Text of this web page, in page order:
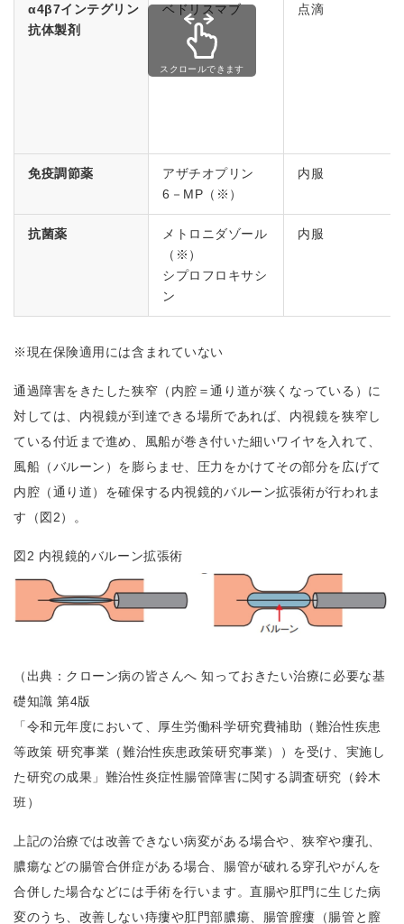
α4β7インテグリン
抗体製剤
ベドリスマブ 点滴
免疫調節薬
アザチオプリン
6－MP（※）
内服
抗菌薬
メトロニダゾール
（※）
シプロフロキサシ
ン
内服
スクロールできます
※現在保険適用には含まれていない
通過障害をきたした狭窄（内腔＝通り道が狭くなっている）に
対しては、内視鏡が到達できる場所であれば、内視鏡を狭窄し
ている付近まで進め、風船が巻き付いた細いワイヤを入れて、
風船（バルーン）を膨らませ、圧力をかけてその部分を広げて
内腔（通り道）を確保する内視鏡的バルーン拡張術が行われま
す（図2）。
図2 内視鏡的バルーン拡張術
（出典：クローン病の皆さんへ 知っておきたい治療に必要な基
礎知識 第4版
「令和元年度において、厚生労働科学研究費補助（難治性疾患
等政策 研究事業（難治性疾患政策研究事業））を受け、実施し
た研究の成果」難治性炎症性腸管障害に関する調査研究（鈴木
班）
上記の治療では改善できない病変がある場合や、狭窄や瘻孔、
膿瘍などの腸管合併症がある場合、腸管が破れる穿孔やがんを
合併した場合などには手術を行います。直腸や肛門に生じた病
変のうち、改善しない痔瘻や肛門部膿瘍、腸管膣瘻（腸管と膣